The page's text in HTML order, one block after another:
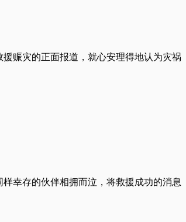
赈灾的正面报道，就心安理得地认为灾祸
幸存的伙伴相拥而泣，将救援成功的消息